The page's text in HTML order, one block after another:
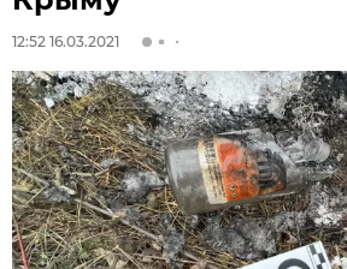
12:52 16.03.2021